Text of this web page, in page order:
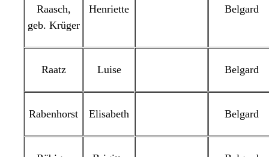
Raasch,
geb. Krüger
Henriette Belgard
Raatz Luise Belgard
Rabenhorst Elisabeth Belgard